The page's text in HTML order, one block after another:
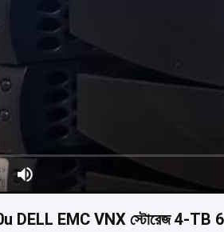
DELL EMC VNX স্টোরেজ 4-TB